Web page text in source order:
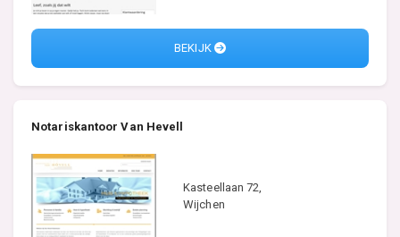
BEKIJK
Notariskantoor Van Hevell
Kasteellaan 72,
Wijchen